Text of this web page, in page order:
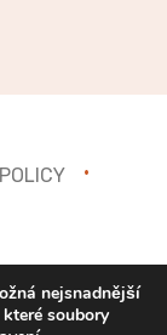
nejsnadnější
soubory